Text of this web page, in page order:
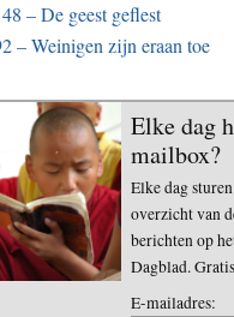
– De geest geflest
– Weinigen zijn eraan toe
Elke dag
mailbox?
Elke dag
overzicht van
berichten op
Dagblad.
E-mailadres: